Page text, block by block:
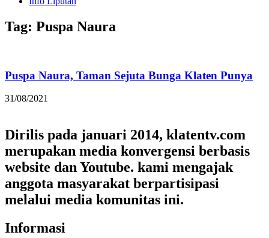
Tag: Puspa Naura
Puspa Naura, Taman Sejuta Bunga Klaten Punya
31/08/2021
Dirilis pada januari 2014, klatentv.com
merupakan media konvergensi berbasis
website dan Youtube. kami mengajak
anggota masyarakat berpartisipasi
melalui media komunitas ini.
Informasi